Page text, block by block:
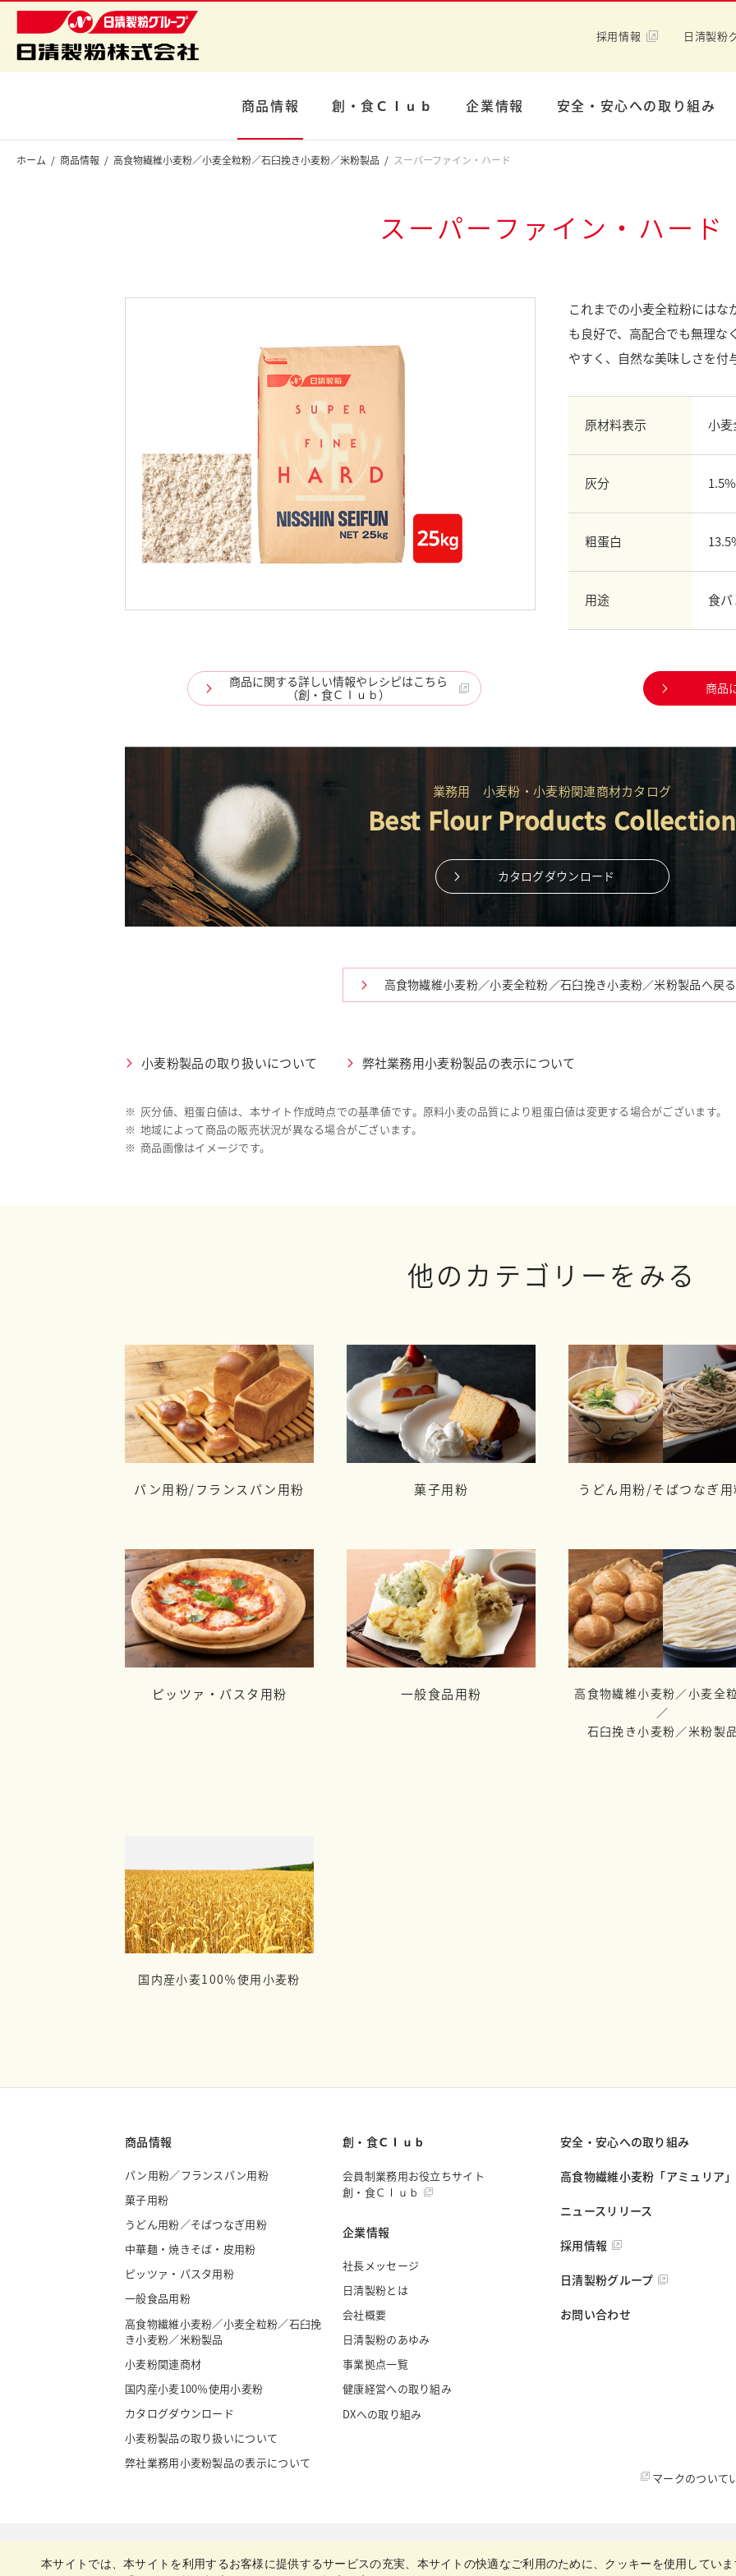
採用情報 日清製粉
商品情報 創・食Ｃｌｕｂ 企業情報 安全・安心への取り組み
ホーム 商品情報 高食物繊維小麦粉／小麦全粒粉／石臼挽き小麦粉／米粉製品 スーパーファイン・ハード
スーパーファイン・ハード
これまでの小麦全粒粉にはな
も良好で、高配合でも無理な
やすく、自然な美味しさを付
原材料表示 小麦
灰分 1.5%
粗蛋白
用途 食パ
商品に関する詳しい情報やレシピはこちら
（創・食Ｃｌｕｂ）
商品
業務用 小麦粉・小麦粉関連商材カタログ
Best Flour Products Collection
カタログダウンロード
高食物繊維小麦粉／小麦全粒粉／石臼挽き小麦粉／米粉製品へ戻る
小麦粉製品の取り扱いについて 弊社業務用小麦粉製品の表示について
※ 灰分値、粗蛋白値は、本サイト作成時点での基準値です。原料小麦の品質により粗蛋白値は変更する場合がございます。
※ 地域によって商品の販売状況が異なる場合がございます。
※ 商品画像はイメージです。
他のカテゴリーをみる
パン用粉/フランスパン用粉 菓子用粉 うどん用粉/そばつなぎ
ピッツァ・パスタ用粉 一般食品用粉
高食物繊維小麦粉／小麦全
／
石臼挽き小麦粉／米粉製
国内産小麦100％使用小麦粉
商品情報
パン用粉／フランスパン用粉
菓子用粉
うどん用粉／そばつなぎ用粉
中華麺・焼きそば・皮用粉
ピッツァ・パスタ用粉
一般食品用粉
高食物繊維小麦粉／小麦全粒粉／石臼挽
き小麦粉／米粉製品
小麦粉関連商材
国内産小麦100％使用小麦粉
カタログダウンロード
小麦粉製品の取り扱いについて
弊社業務用小麦粉製品の表示について
創・食Ｃｌｕｂ
会員制業務用お役立ちサイト
創・食Ｃｌｕｂ
企業情報
社長メッセージ
日清製粉とは
会社概要
日清製粉のあゆみ
事業拠点一覧
健康経営への取り組み
DXへの取り組み
安全・安心への取り組み
高食物繊維小麦粉「アミュリア」
ニュースリリース
採用情報
日清製粉グループ
お問い合わせ
マークのついて
本サイトでは、本サイトを利用するお客様に提供するサービスの充実、本サイトの快適なご利用のために、クッキーを使用してい